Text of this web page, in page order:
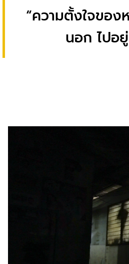
“ความตั้งใจขอ
นอก ไปอ